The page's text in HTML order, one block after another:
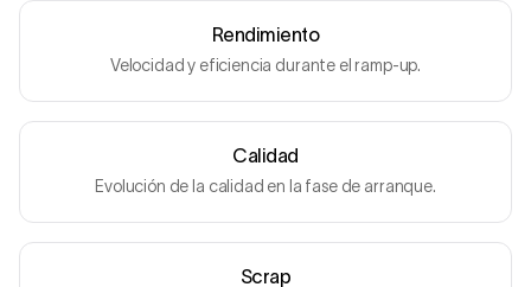
Rendimiento
Velocidad y eficiencia durante el ramp-up.
Calidad
Evolución de la calidad en la fase de arranque.
Scrap